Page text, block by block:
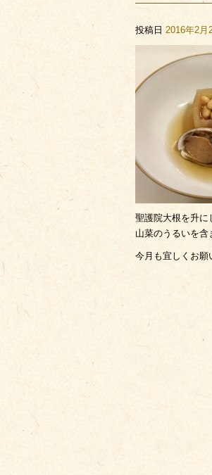
投稿日 2016年2月
聖護院大根を升に
山菜のうるいを含
今月も宜しくお願